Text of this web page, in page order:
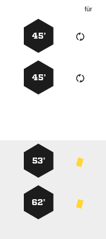
für
45’
45’
53’
62’